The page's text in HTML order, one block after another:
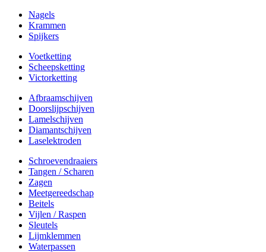
Nagels
Krammen
Spijkers
Voetketting
Scheepsketting
Victorketting
Afbraamschijven
Doorslijpschijven
Lamelschijven
Diamantschijven
Laselektroden
Schroevendraaiers
Tangen / Scharen
Zagen
Meetgereedschap
Beitels
Vijlen / Raspen
Sleutels
Lijmklemmen
Waterpassen